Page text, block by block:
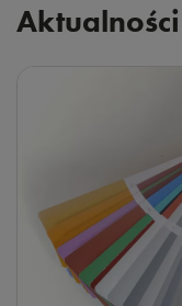
Aktualności